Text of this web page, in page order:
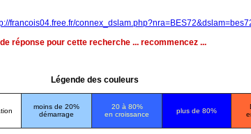
francois04.free.fr/
réponse pour cette recherche ... recommencez ...
Légende des couleurs
moins de 20%
démarrage
20 à 80%
en croissance
plus de 80%